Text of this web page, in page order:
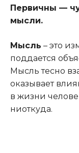
Первичны —
мысли.
Мысль – это
поддается
Мысль тесно
оказывает
в жизни
ниоткуда.